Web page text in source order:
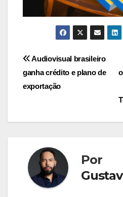
Navegação
de
Audiovisual brasileiro
ganha crédito e plano de
exportação
Por